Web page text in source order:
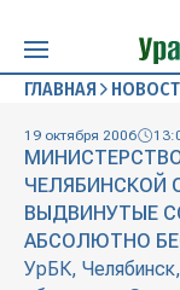
ГЛАВНАЯ
19 октября 2006
ЧЕЛЯБИНСКОЙ
ВЫДВИНУТЫЕ
АБСОЛЮТНО
УрБК,